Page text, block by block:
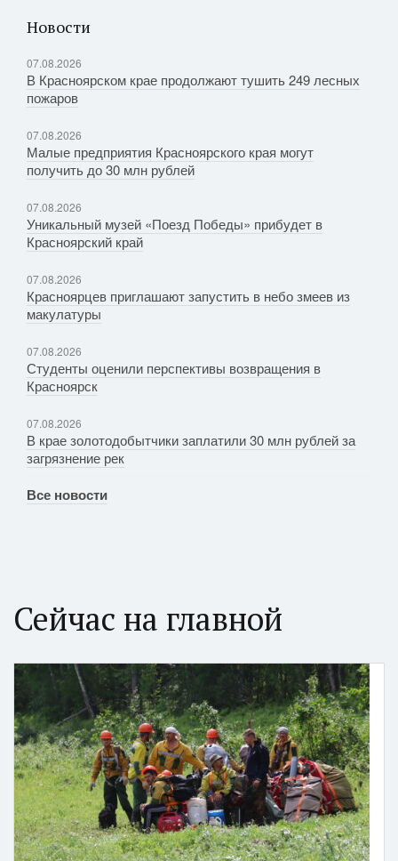
Новости
07.08.2026
В Красноярском крае продолжают тушить 249 лесных
пожаров
07.08.2026
Малые предприятия Красноярского края могут
получить до 30 млн рублей
07.08.2026
Уникальный музей «Поезд Победы» прибудет в
Красноярский край
07.08.2026
Красноярцев приглашают запустить в небо змеев из
макулатуры
07.08.2026
Студенты оценили перспективы возвращения в
Красноярск
07.08.2026
В крае золотодобытчики заплатили 30 млн рублей за
загрязнение рек
Все новости
Сейчас на главной